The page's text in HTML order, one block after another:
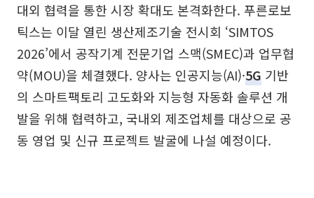
대외 협력을 통한 시장 확대도 본격화한다. 푸른로보
틱스는 이달 열린 생산제조기술 전시회 ‘SIMTOS
2026’에서 공작기계 전문기업 스맥(SMEC)과 업무협
약(MOU)을 체결했다. 양사는 인공지능(AI)·5G 기반
의 스마트팩토리 고도화와 지능형 자동화 솔루션 개
발을 위해 협력하고, 국내외 제조업체를 대상으로 공
동 영업 및 신규 프로젝트 발굴에 나설 예정이다.